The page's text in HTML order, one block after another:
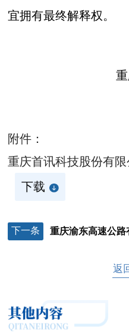
宜拥有最终解释权。
附件：
重庆首讯科技股份有
下载
下一条
返